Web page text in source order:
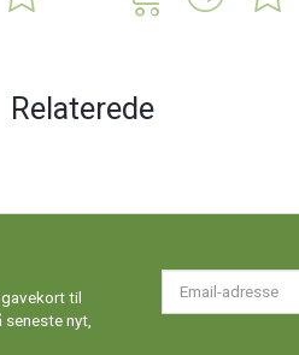
Relaterede
til
nyt,